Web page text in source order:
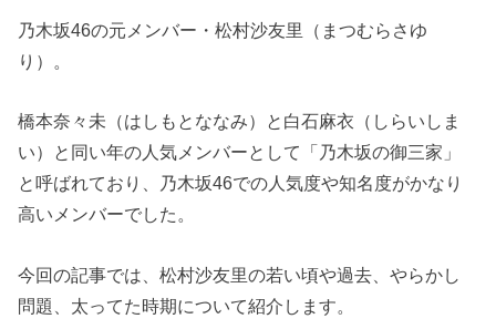
乃木坂46の元メンバー・松村沙友里（まつむらさゆ
り）。
橋本奈々未（はしもとななみ）と白石麻衣（しらいしま
い）と同い年の人気メンバーとして「乃木坂の御三家」
と呼ばれており、乃木坂46での人気度や知名度がかなり
高いメンバーでした。
今回の記事では、松村沙友里の若い頃や過去、やらかし
問題、太ってた時期について紹介します。